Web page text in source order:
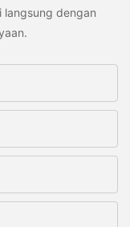
langsung dengan